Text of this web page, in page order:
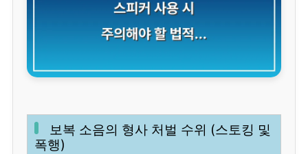
보복 소음의 형사 처벌 수위 (스토킹 및
폭행)